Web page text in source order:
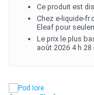
Ce produit est
Chez e-liquide-
Eleaf pour
Le prix le plus
août 2026 4 h 28